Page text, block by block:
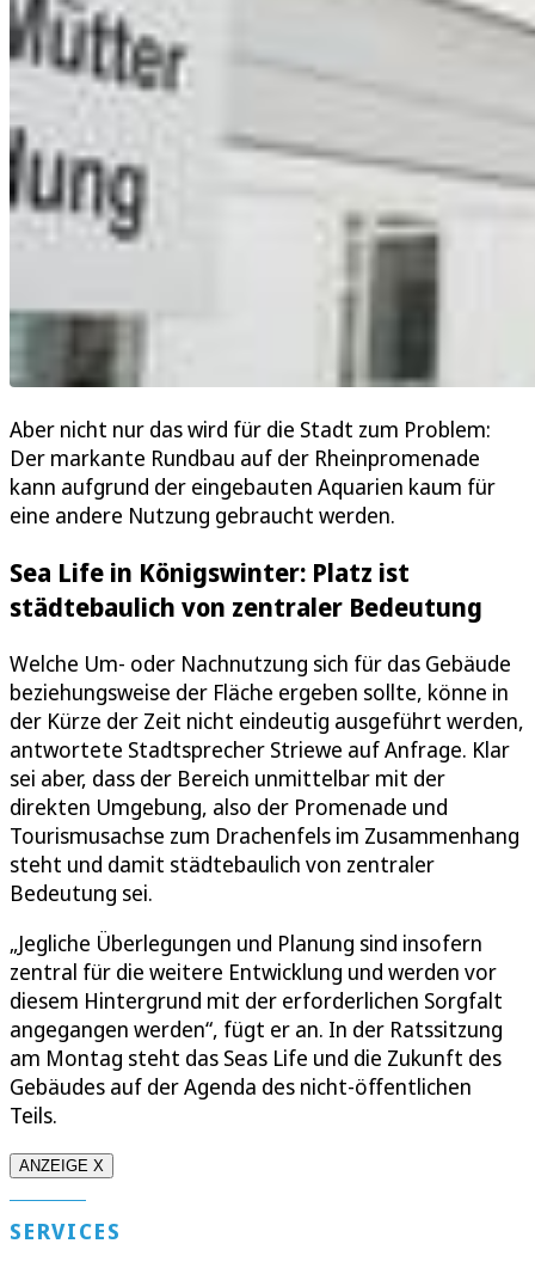
Aber nicht nur das wird für die Stadt zum Problem:
Der markante Rundbau auf der Rheinpromenade
kann aufgrund der eingebauten Aquarien kaum für
eine andere Nutzung gebraucht werden.
Sea Life in Königswinter: Platz ist
städtebaulich von zentraler Bedeutung
Welche Um- oder Nachnutzung sich für das Gebäude
beziehungsweise der Fläche ergeben sollte, könne in
der Kürze der Zeit nicht eindeutig ausgeführt werden,
antwortete Stadtsprecher Striewe auf Anfrage. Klar
sei aber, dass der Bereich unmittelbar mit der
direkten Umgebung, also der Promenade und
Tourismusachse zum Drachenfels im Zusammenhang
steht und damit städtebaulich von zentraler
Bedeutung sei.
„Jegliche Überlegungen und Planung sind insofern
zentral für die weitere Entwicklung und werden vor
diesem Hintergrund mit der erforderlichen Sorgfalt
angegangen werden“, fügt er an. In der Ratssitzung
am Montag steht das Seas Life und die Zukunft des
Gebäudes auf der Agenda des nicht-öffentlichen
Teils.
ANZEIGE X
SERVICES